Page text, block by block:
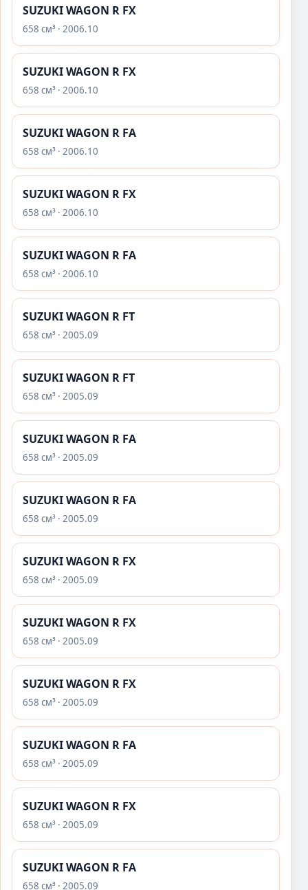
SUZUKI WAGON R FX
658 см³ · 2006.10
SUZUKI WAGON R FX
658 см³ · 2006.10
SUZUKI WAGON R FA
658 см³ · 2006.10
SUZUKI WAGON R FX
658 см³ · 2006.10
SUZUKI WAGON R FA
658 см³ · 2006.10
SUZUKI WAGON R FT
658 см³ · 2005.09
SUZUKI WAGON R FT
658 см³ · 2005.09
SUZUKI WAGON R FA
658 см³ · 2005.09
SUZUKI WAGON R FA
658 см³ · 2005.09
SUZUKI WAGON R FX
658 см³ · 2005.09
SUZUKI WAGON R FX
658 см³ · 2005.09
SUZUKI WAGON R FX
658 см³ · 2005.09
SUZUKI WAGON R FA
658 см³ · 2005.09
SUZUKI WAGON R FX
658 см³ · 2005.09
SUZUKI WAGON R FA
658 см³ · 2005.09